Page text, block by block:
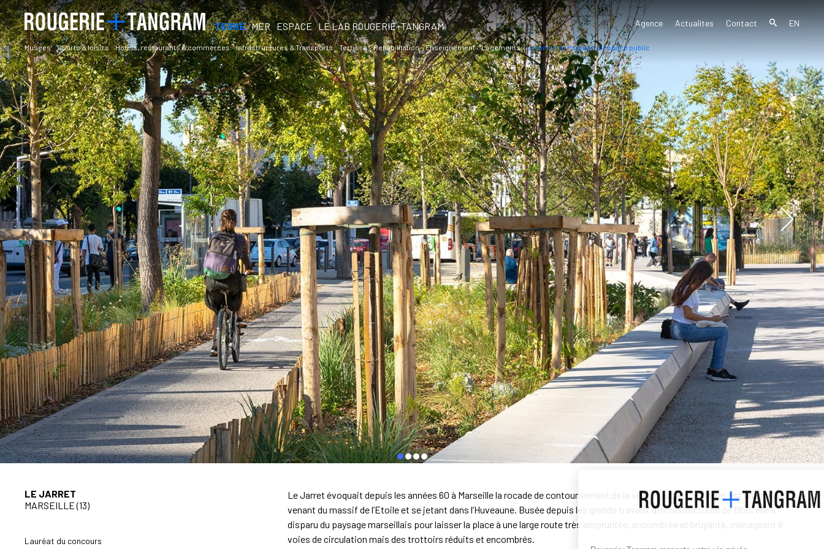
TERRE MER ESPACE LE LAB ROUGERIE+TANGRAM Agence Actualites Contact EN
Musees Sports & loisirs Hotels, restaurants & commerces Infrastructures & Transports Tertiaire Rehabilitation Enseignement Logements Urbanisme, Paysage & espace public
LE JARRET
MARSEILLE (13)
Lauréat du concours
Le Jarret évoquait depuis les années 60 à Marseille la rocade de contournement de la ville. Pourtant, le Jarret est une rivière,
venant du massif de l’Etoile et se jetant dans l’Huveaune. Busée depuis les grands travaux d’infrastructures de 1955, elle a
disparu du paysage marseillais pour laisser la place à une large route très empruntée, encombrée et bruyante, ménageant 6
voies de circulation mais des trottoirs réduits et encombrés.